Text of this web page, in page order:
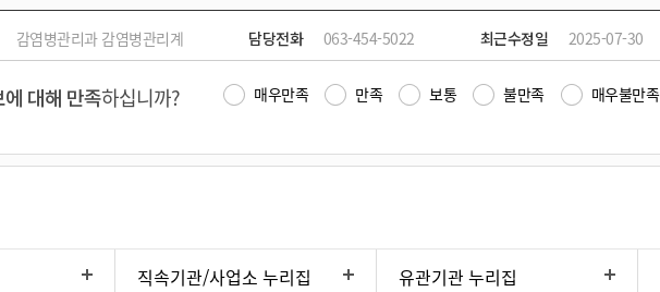
감염병관리과 감염병관리계 담당전화 063-454-5022 최근수정일 2025-07-30
대해 만족하십니까? 매우만족 만족 보통 불만족 매우불만족
직속기관/사업소 누리집 유관기관 누리집